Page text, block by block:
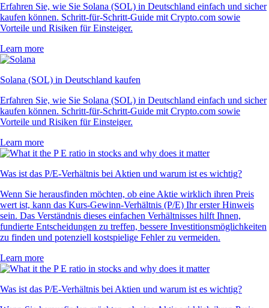
Erfahren Sie, wie Sie Solana (SOL) in Deutschland einfach und sicher
kaufen können. Schritt-für-Schritt-Guide mit Crypto.com sowie
Vorteile und Risiken für Einsteiger.
Learn more
Solana (SOL) in Deutschland kaufen
Erfahren Sie, wie Sie Solana (SOL) in Deutschland einfach und sicher
kaufen können. Schritt-für-Schritt-Guide mit Crypto.com sowie
Vorteile und Risiken für Einsteiger.
Learn more
Was ist das P/E-Verhältnis bei Aktien und warum ist es wichtig?
Wenn Sie herausfinden möchten, ob eine Aktie wirklich ihren Preis
wert ist, kann das Kurs-Gewinn-Verhältnis (P/E) Ihr erster Hinweis
sein. Das Verständnis dieses einfachen Verhältnisses hilft Ihnen,
fundierte Entscheidungen zu treffen, bessere Investitionsmöglichkeiten
zu finden und potenziell kostspielige Fehler zu vermeiden.
Learn more
Was ist das P/E-Verhältnis bei Aktien und warum ist es wichtig?